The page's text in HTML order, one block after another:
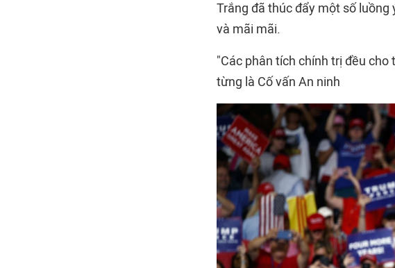
Trắng đã thúc đẩy một số luồng
và mãi mãi.
"Các phân tích chính trị đều
từng là Cố vấn An ninh